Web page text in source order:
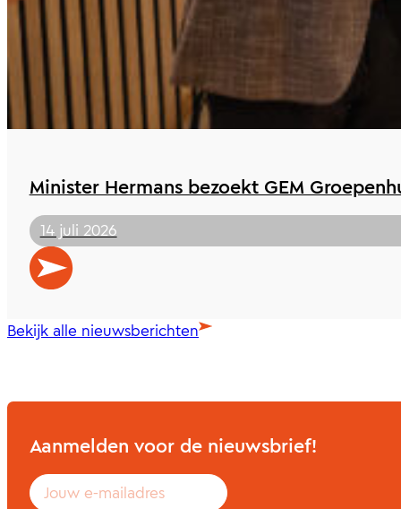
Minister Hermans bezoekt GEM
14 juli 2026
Bekijk alle nieuwsberichten
Aanmelden voor de nieuwsbrief!